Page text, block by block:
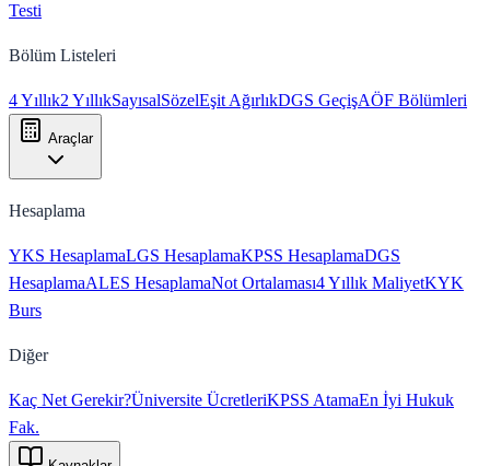
Testi
Bölüm Listeleri
4 Yıllık2 YıllıkSayısalSözelEşit AğırlıkDGS GeçişAÖF Bölümleri
Araçlar
Hesaplama
YKS HesaplamaLGS HesaplamaKPSS HesaplamaDGS
HesaplamaALES HesaplamaNot Ortalaması4 Yıllık MaliyetKYK
Burs
Diğer
Kaç Net Gerekir?Üniversite ÜcretleriKPSS AtamaEn İyi Hukuk
Fak.